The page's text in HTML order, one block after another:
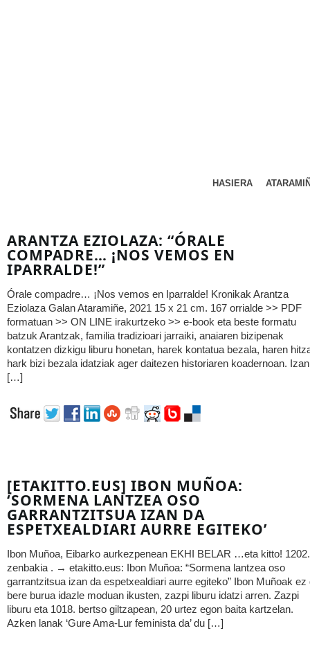
HASIERA
ARANTZA EZIOLAZA: “ÓRALE
COMPADRE… ¡NOS VEMOS EN
IPARRALDE!”
Órale compadre… ¡Nos vemos en Iparralde! Kronikak Arantza
Eziolaza Galan Ataramiñe, 2021 15 x 21 cm. 167 orrialde >> PDF
formatuan >> ON LINE irakurtzeko >> e-book eta beste formatu
batzuk Arantzak, familia tradizioari jarraiki, anaiaren bizipenak
kontatzen dizkigu liburu honetan, harek kontatua bezala, haren
hark bizi bezala idatziak ager daitezen historiaren koadernoan. Izan
[…]
[ETAKITTO.EUS] IBON MUÑOA:
‘SORMENA LANTZEA OSO
GARRANTZITSUA IZAN DA
ESPETXEALDIARI AURRE EGITEKO’
Ibon Muñoa, Eibarko aurkezpenean EKHI BELAR …eta kitto! 1202.
zenbakia . → etakitto.eus: Ibon Muñoa: “Sormena lantzea oso
garrantzitsua izan da espetxealdiari aurre egiteko” Ibon Muñoak ez
bere burua idazle moduan ikusten, zazpi liburu idatzi arren. Zazpi
liburu eta 1018. bertso giltzapean, 20 urtez egon baita kartzelan.
Azken lanak ‘Gure Ama-Lur feminista da’ du […]